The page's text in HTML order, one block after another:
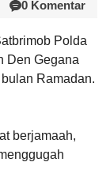
0 Komentar
Polda
Den Gegana
Ramadan.
berjamaah,